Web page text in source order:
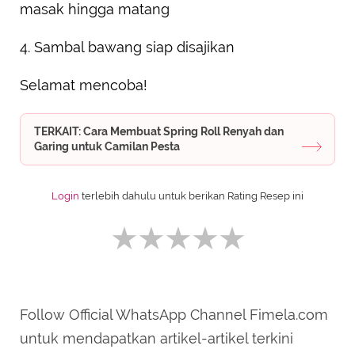
masak hingga matang
4. Sambal bawang siap disajikan
Selamat mencoba!
TERKAIT: Cara Membuat Spring Roll Renyah dan
Garing untuk Camilan Pesta
Login terlebih dahulu untuk berikan Rating Resep ini
SUBMIT REVIEW
Follow Official WhatsApp Channel Fimela.com
untuk mendapatkan artikel-artikel terkini